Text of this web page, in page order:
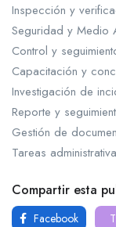
Inspección y
Seguridad y Medio
Control y
Capacitación y
Investigación de
Reporte y
Gestión de
Tareas
Compartir esta
Facebook